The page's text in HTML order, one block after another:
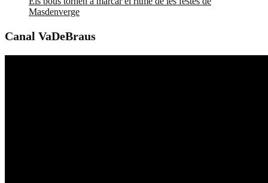
Masdenverge
Canal VaDeBraus